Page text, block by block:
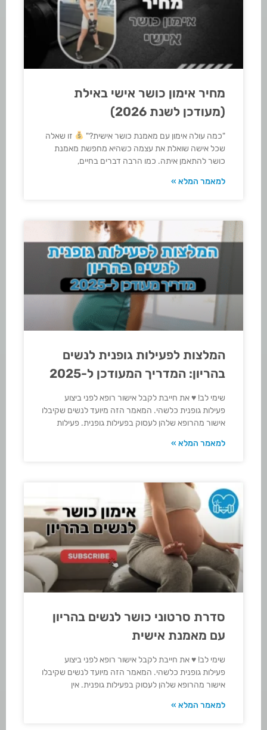
מחיר אימון כושר אישי באילת
(מעודכן לשנת 2026)
"כמה עולה אימון עם מאמנת כושר אישית?"
זו שאלה
שכל אישה שואלת את עצמה כשהיא מחפשת מאמנת
כושר להתאמן איתה. כמו הרבה דברים בחיים,
למאמר המלא »
המלצות לפעילות גופנית לנשים
בהריון: המדריך המעודכן ל-2025
שימי לב! ♥ את חייבת לקבל אישור רופא לפני ביצוע
פעילות גופנית כלשהי. המאמר הזה מיועד לנשים שקיבלו
אישור מהרופא שלהן לעסוק בפעילות גופנית. פעילות
למאמר המלא »
סדרת סרטוני כושר לנשים בהריון
עם מאמנת אישית
שימי לב! ♥ את חייבת לקבל אישור רופא לפני ביצוע
פעילות גופנית כלשהי. המאמר הזה מיועד לנשים שקיבלו
אישור מהרופא שלהן לעסוק בפעילות גופנית. אין
למאמר המלא »